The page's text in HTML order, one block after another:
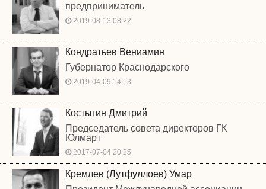
предприниматель
2019-08-13 08:22
Кондратьев Вениамин
Губернатор Краснодарского
2019-04-09 14:13
Костыгин Дмитрий
Председатель совета директоров ГК
Юлмарт
2017-07-04 20:25
Кремлев (Лутфуллоев) Умар